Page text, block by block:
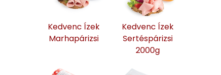
Kedvenc Ízek
Marhapárizsi
Kedvenc Ízek
Sertéspárizsi
2000g